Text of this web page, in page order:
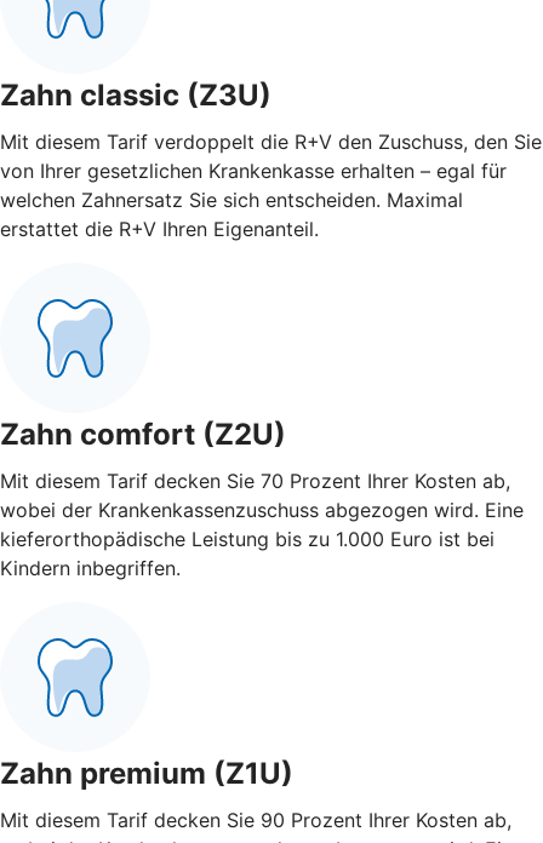
Zahn classic (Z3U)
Mit diesem Tarif verdoppelt die R+V den Zuschuss, den Sie
von Ihrer gesetzlichen Krankenkasse erhalten – egal für
welchen Zahnersatz Sie sich entscheiden. Maximal
erstattet die R+V Ihren Eigenanteil.
Zahn comfort (Z2U)
Mit diesem Tarif decken Sie 70 Prozent Ihrer Kosten ab,
wobei der Krankenkassenzuschuss abgezogen wird. Eine
kieferorthopädische Leistung bis zu 1.000 Euro ist bei
Kindern inbegriffen.
Zahn premium (Z1U)
Mit diesem Tarif decken Sie 90 Prozent Ihrer Kosten ab,